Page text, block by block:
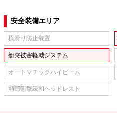
安全装備エリア
横滑り防止装置
衝突被害軽減システム
オートマチックハイビーム
頸部衝撃緩和ヘッドレスト